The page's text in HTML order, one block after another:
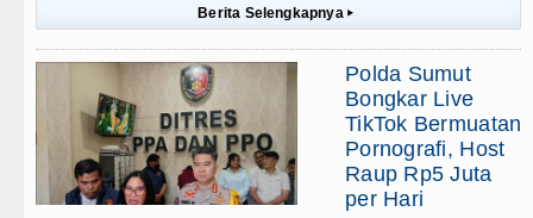
Berita Selengkapnya ▸
Polda Sumut
Bongkar Live
TikTok Bermuatan
Pornografi, Host
Raup Rp5 Juta
per Hari